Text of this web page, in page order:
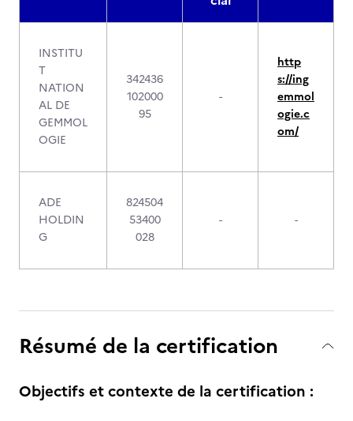
INSTITU
T
NATION
AL DE
GEMMOL
OGIE
342436
102000
95
-
http
s://ing
emmol
ogie.c
om/
ADE
HOLDIN
G
824504
53400
028
- -
Résumé de la certification
Objectifs et contexte de la certification :